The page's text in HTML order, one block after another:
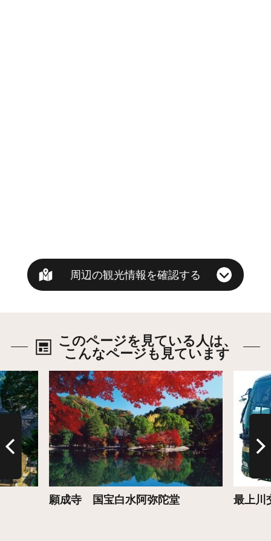
周辺の観光情報を確認する
このページを見ている人は、
こんなページも見ています
願成寺 国宝白水阿弥陀堂
詳細はこちら
最上川
詳細